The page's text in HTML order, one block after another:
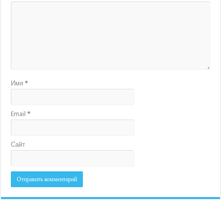
Имя*
Email*
Сайт